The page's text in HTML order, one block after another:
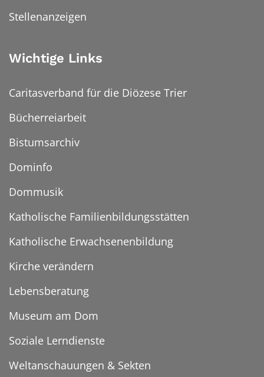
Stellenanzeigen
Wichtige Links
Caritasverband für die Diözese Trier
Bücherreiarbeit
Bistumsarchiv
Dominfo
Dommusik
Katholische Familienbildungsstätten
Katholische Erwachsenenbildung
Kirche verändern
Lebensberatung
Museum am Dom
Soziale Lerndienste
Weltanschauungen & Sekten